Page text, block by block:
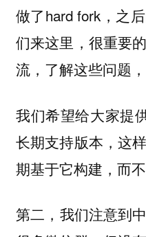
做了hard fork，之
们来这里，很重要
流，了解这些问题
我们希望给大家提
长期支持版本，这
期基于它构建，而
第二，我们注意到